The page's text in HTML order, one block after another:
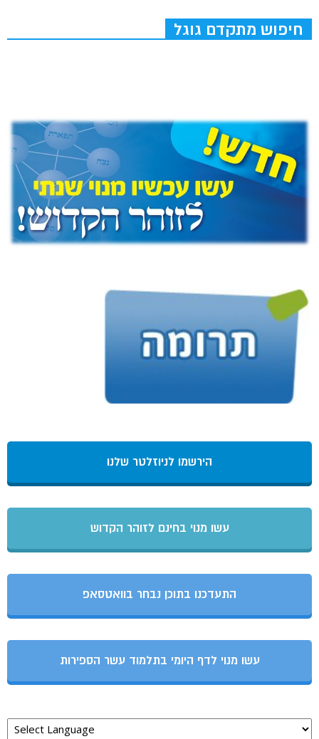
חיפוש מתקדם גוגל
הירשמו לניוזלטר שלנו
עשו מנוי בחינם לזוהר הקדוש
התעדכנו בתוכן נבחר בוואטסאפ
עשו מנוי לדף היומי בתלמוד עשר הספירות